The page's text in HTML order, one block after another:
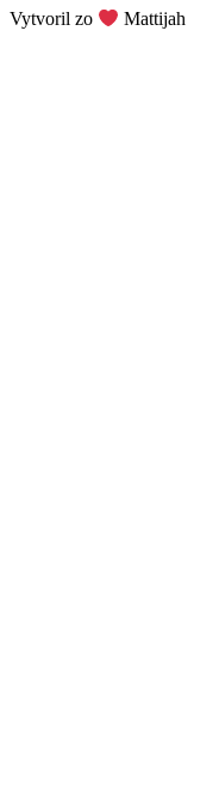
Vytvoril zo Mattijah